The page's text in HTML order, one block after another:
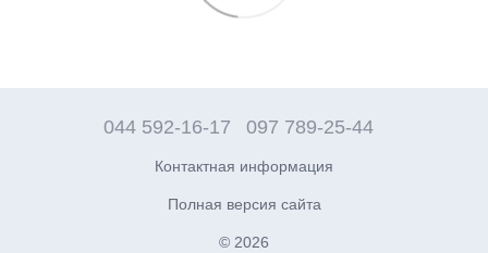
044 592-16-17 097 789-25-44
Контактная информация
Полная версия сайта
© 2026